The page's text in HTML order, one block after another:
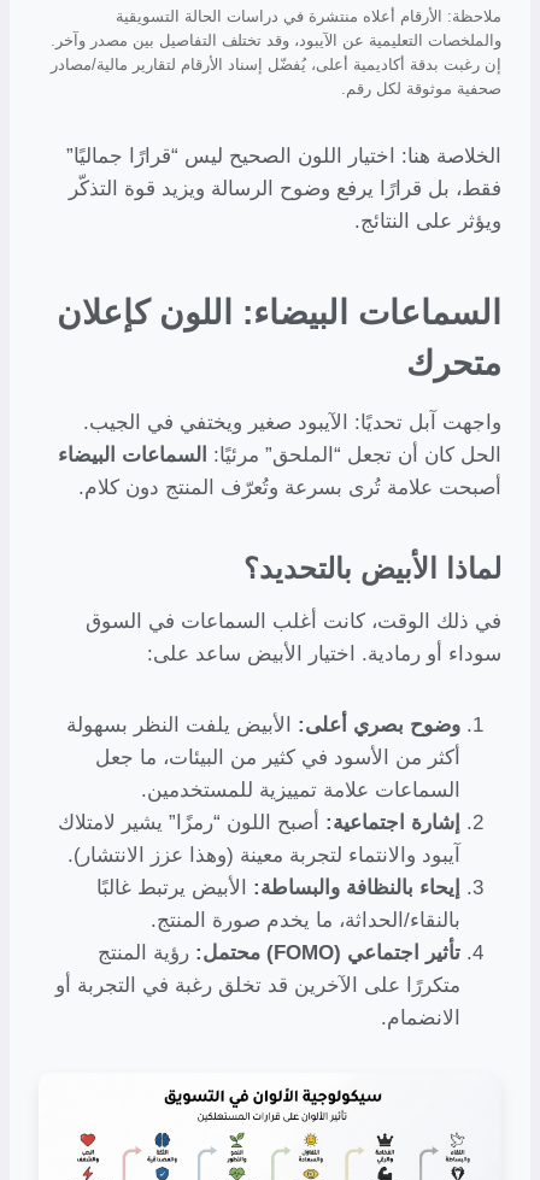
ملاحظة: الأرقام أعلاه منتشرة في دراسات الحالة التسويقية
والملخصات التعليمية عن الآيبود، وقد تختلف التفاصيل بين مصدر وآخر.
إن رغبت بدقة أكاديمية أعلى، يُفضّل إسناد الأرقام لتقارير مالية/مصادر
صحفية موثوقة لكل رقم.
الخلاصة هنا: اختيار اللون الصحيح ليس “قرارًا جماليًا”
فقط، بل قرارًا يرفع وضوح الرسالة ويزيد قوة التذكّر
ويؤثر على النتائج.
السماعات البيضاء: اللون كإعلان
متحرك
واجهت آبل تحديًا: الآيبود صغير ويختفي في الجيب.
الحل كان أن تجعل “الملحق” مرئيًا: السماعات البيضاء
أصبحت علامة تُرى بسرعة وتُعرّف المنتج دون كلام.
لماذا الأبيض بالتحديد؟
في ذلك الوقت، كانت أغلب السماعات في السوق
سوداء أو رمادية. اختيار الأبيض ساعد على:
وضوح بصري أعلى: الأبيض يلفت النظر بسهولة
أكثر من الأسود في كثير من البيئات، ما جعل
السماعات علامة تمييزية للمستخدمين.
إشارة اجتماعية: أصبح اللون “رمزًا” يشير لامتلاك
آيبود والانتماء لتجربة معينة (وهذا عزز الانتشار).
إيحاء بالنظافة والبساطة: الأبيض يرتبط غالبًا
بالنقاء/الحداثة، ما يخدم صورة المنتج.
تأثير اجتماعي (FOMO) محتمل:
رؤية المنتج
متكررًا على الآخرين قد تخلق رغبة في التجربة أو
الانضمام.